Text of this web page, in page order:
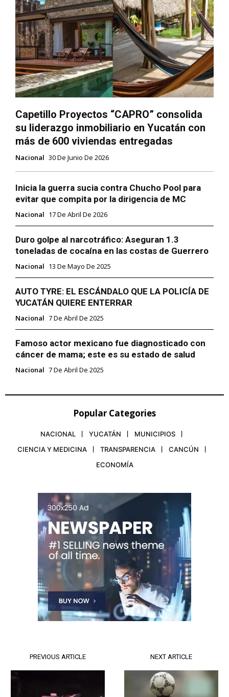
Capetillo Proyectos “CAPRO” consolida
su liderazgo inmobiliario en Yucatán con
más de 600 viviendas entregadas
Nacional 30 De Junio De 2026
Inicia la guerra sucia contra Chucho Pool para
evitar que compita por la dirigencia de MC
Nacional 17 De Abril De 2026
Duro golpe al narcotráfico: Aseguran 1.3
toneladas de cocaína en las costas de Guerrero
Nacional 13 De Mayo De 2025
AUTO TYRE: EL ESCÁNDALO QUE LA POLICÍA DE
YUCATÁN QUIERE ENTERRAR
Nacional 7 De Abril De 2025
Famoso actor mexicano fue diagnosticado con
cáncer de mama; este es su estado de salud
Nacional 7 De Abril De 2025
Popular Categories
NACIONAL YUCATÁN
MUNICIPIOS
CIENCIA Y MEDICINA
TRANSPARENCIA
CANCÚN
ECONOMÍA
PREVIOUS ARTICLE NEXT ARTICLE